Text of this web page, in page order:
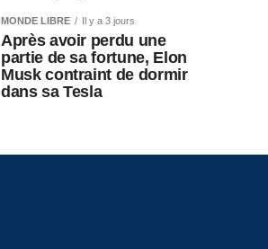
MONDE LIBRE Il y a 3 jours
Après avoir perdu une
partie de sa fortune, Elon
Musk contraint de dormir
dans sa Tesla